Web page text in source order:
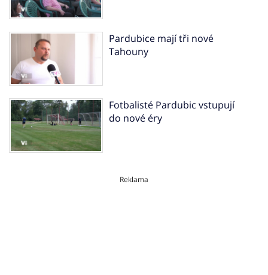
Pardubice mají tři nové
Tahouny
Fotbalisté Pardubic vstupují
do nové éry
Reklama